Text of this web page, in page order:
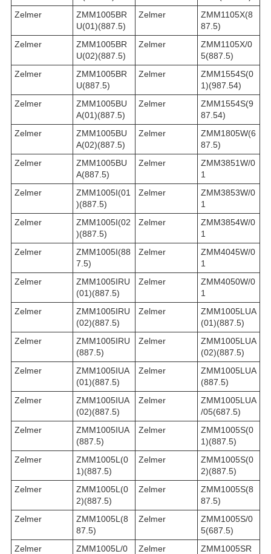
Zelmer
ZMM1005BR
U(01)(887.5)
Zelmer
ZMM1105X(8
87.5)
Zelmer
ZMM1005BR
U(02)(887.5)
Zelmer
ZMM1105X/0
5(887.5)
Zelmer
ZMM1005BR
U(887.5)
Zelmer
ZMM1554S(0
1)(987.54)
Zelmer
ZMM1005BU
A(01)(887.5)
Zelmer
ZMM1554S(9
87.54)
Zelmer
ZMM1005BU
A(02)(887.5)
Zelmer
ZMM1805W(6
87.5)
Zelmer
ZMM1005BU
A(887.5)
Zelmer
ZMM3851W/0
1
Zelmer
ZMM1005I(01
)(887.5)
Zelmer
ZMM3853W/0
1
Zelmer
ZMM1005I(02
)(887.5)
Zelmer
ZMM3854W/0
1
Zelmer
ZMM1005I(88
7.5)
Zelmer
ZMM4045W/0
1
Zelmer
ZMM1005IRU
(01)(887.5)
Zelmer
ZMM4050W/0
1
Zelmer
ZMM1005IRU
(02)(887.5)
Zelmer
ZMM1005LUA
(01)(887.5)
Zelmer
ZMM1005IRU
(887.5)
Zelmer
ZMM1005LUA
(02)(887.5)
Zelmer
ZMM1005IUA
(01)(887.5)
Zelmer
ZMM1005LUA
(887.5)
Zelmer
ZMM1005IUA
(02)(887.5)
Zelmer
ZMM1005LUA
/05(687.5)
Zelmer
ZMM1005IUA
(887.5)
Zelmer
ZMM1005S(0
1)(887.5)
Zelmer
ZMM1005L(0
1)(887.5)
Zelmer
ZMM1005S(0
2)(887.5)
Zelmer
ZMM1005L(0
2)(887.5)
Zelmer
ZMM1005S(8
87.5)
Zelmer
ZMM1005L(8
87.5)
Zelmer
ZMM1005S/0
5(687.5)
Zelmer
ZMM1005L/0
Zelmer
ZMM1005SR